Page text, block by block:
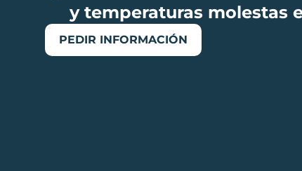
y temperaturas molestas
PEDIR INFORMACIÓN